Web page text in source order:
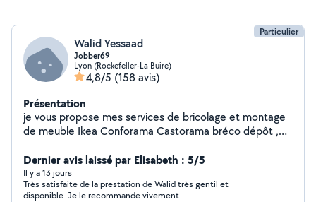
Particulier
Walid Yessaad
Jobber69
Lyon (Rockefeller-La Buire)
4,8/5 (158 avis)
Présentation
je vous propose mes services de bricolage et montage
de meuble Ikea Conforama Castorama bréco dépôt ,
tableau et luminaire plafonnier led , installation de tringle
à rideau
Dernier avis laissé par Elisabeth : 5/5
Il y a 13 jours
Très satisfaite de la prestation de Walid très gentil et
disponible. Je le recommande vivement